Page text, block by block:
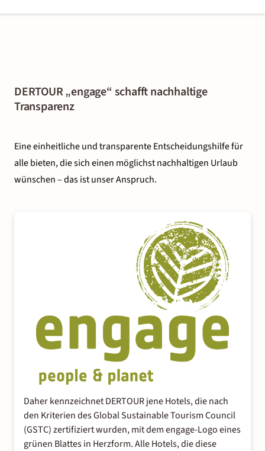
DERTOUR „engage“ schafft nachhaltige
Transparenz
Eine einheitliche und transparente Entscheidungshilfe für
alle bieten, die sich einen möglichst nachhaltigen Urlaub
wünschen – das ist unser Anspruch.
Daher kennzeichnet DERTOUR jene Hotels, die nach
den Kriterien des Global Sustainable Tourism Council
(GSTC) zertifiziert wurden, mit dem engage-Logo eines
grünen Blattes in Herzform. Alle Hotels, die diese